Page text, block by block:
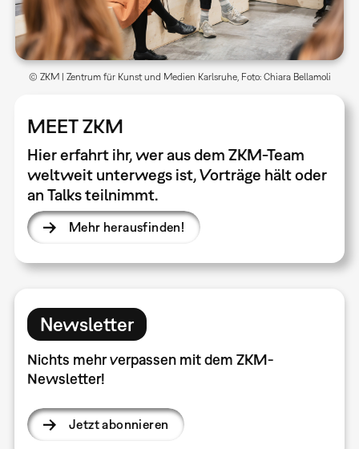
MEET ZKM
Hier erfahrt ihr, wer aus dem ZKM-Team
weltweit unterwegs ist, Vorträge hält oder
an Talks teilnimmt.
Mehr herausfinden!
© ZKM | Zentrum für Kunst und Medien Karlsruhe, Foto: Chiara Bellamoli
Newsletter
Nichts mehr verpassen mit dem ZKM-
Newsletter!
Jetzt abonnieren